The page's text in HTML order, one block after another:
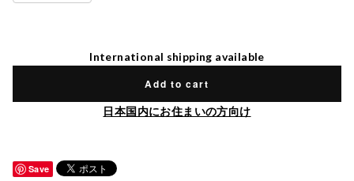
International shipping available
Add to cart
日本国内にお住まいの方向け
Save